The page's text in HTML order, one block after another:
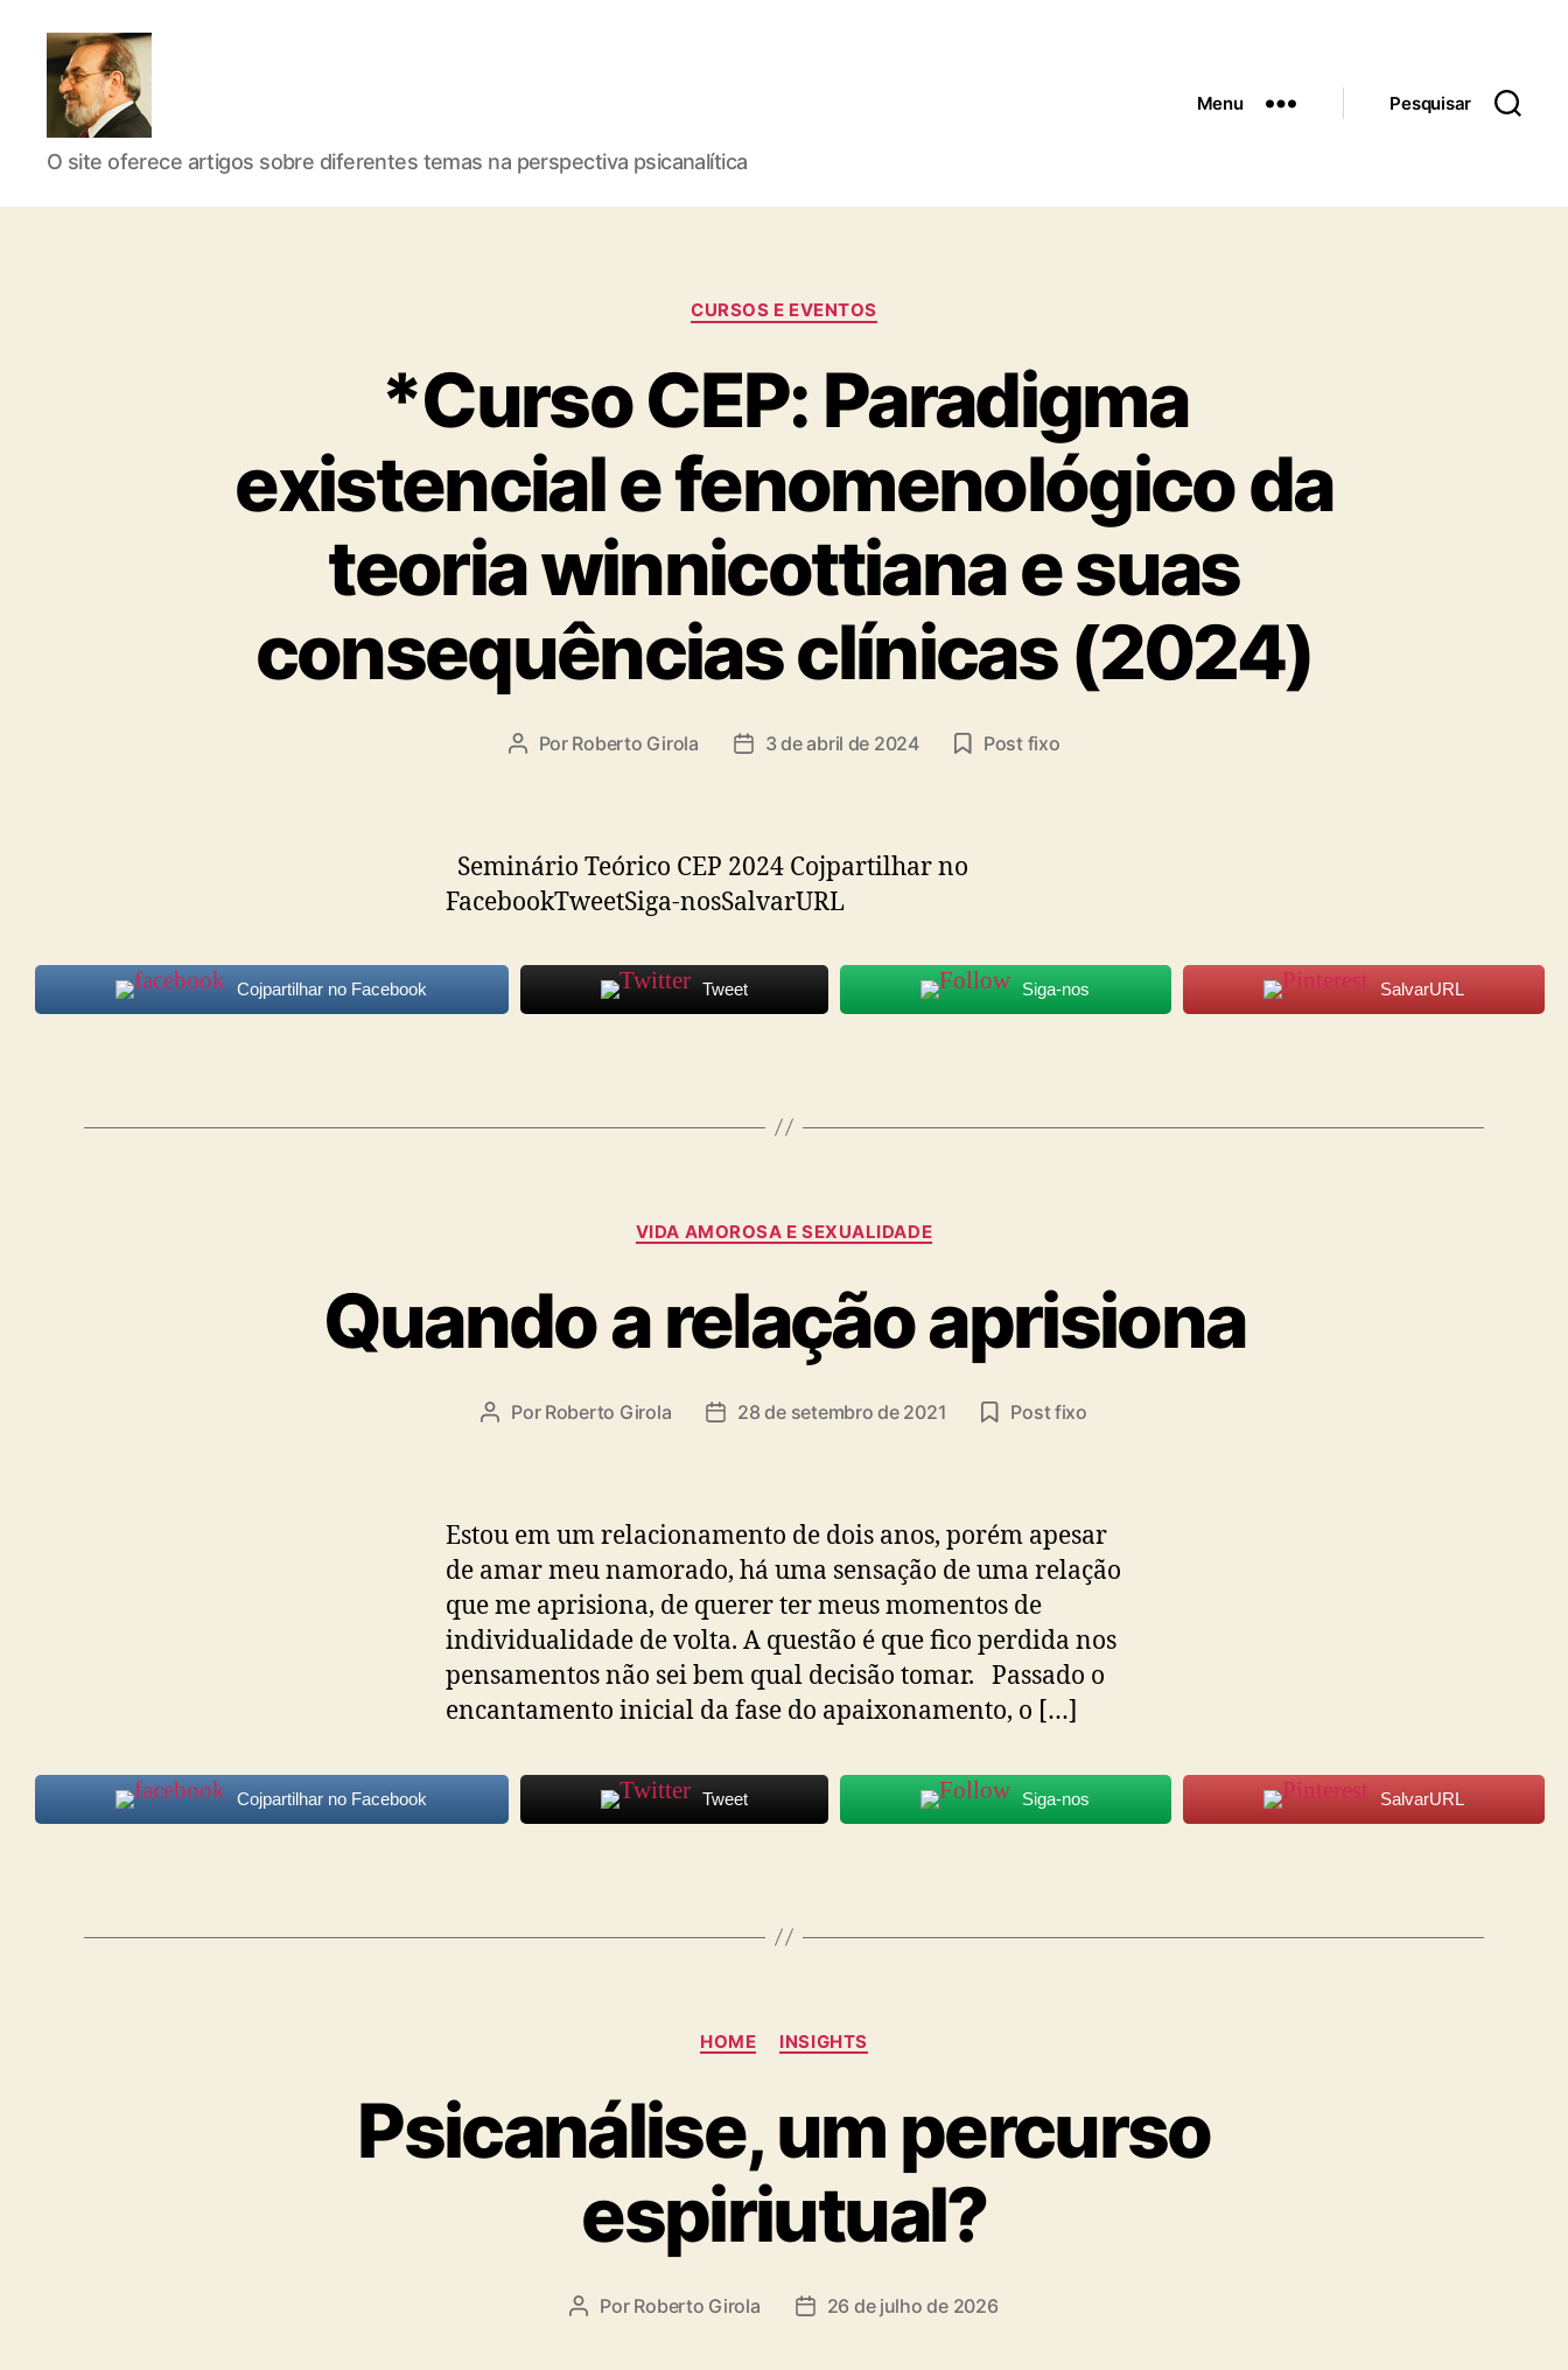
Roberto
Psicanalista
O site oferece artigos sobre diferentes temas na perspectiva psicanalítica
Menu Pesquisar
Categorias
CURSOS E EVENTOS
*Curso CEP: Paradigma
existencial e fenomenológico da
teoria winnicottiana e suas
consequências clínicas (2024)
Autor
Por Roberto Girola
Data3 de abril de 2024 Post fixo
Seminário Teórico CEP 2024 Cojpartilhar no
FacebookTweetSiga-nosSalvarURL
Cojpartilhar no Facebook Tweet Siga-nos SalvarURL
Categorias
VIDA AMOROSA E SEXUALIDADE
Quando a relação aprisiona
Autor
Por Roberto Girola
Data28 de setembro de 2021 Post fixo
Estou em um relacionamento de dois anos, porém apesar
de amar meu namorado, há uma sensação de uma relação
que me aprisiona, de querer ter meus momentos de
individualidade de volta. A questão é que fico perdida nos
pensamentos não sei bem qual decisão tomar. Passado o
encantamento inicial da fase do apaixonamento, o […]
Cojpartilhar no Facebook Tweet Siga-nos SalvarURL
Categorias
HOME INSIGHTS
Psicanálise, um percurso
espiriutual?
Autor
Por Roberto Girola
Data26 de julho de 2026